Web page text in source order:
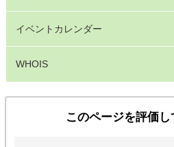
イベントカレンダー
WHOIS
このページを評価